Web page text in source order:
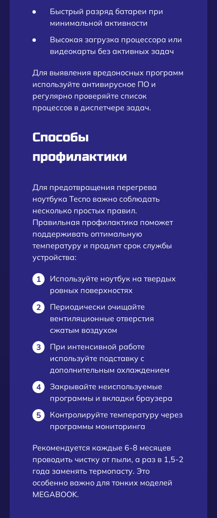
Быстрый разряд батареи при
минимальной активности
Высокая загрузка процессора или
видеокарты без активных задач
Для выявления вредоносных программ
используйте антивирусное ПО и
регулярно проверяйте список
процессов в диспетчере задач.
Способы
профилактики
Для предотвращения перегрева
ноутбука Tecno важно соблюдать
несколько простых правил.
Правильная профилактика поможет
поддерживать оптимальную
температуру и продлит срок службы
устройства:
Используйте ноутбук на твердых
ровных поверхностях
Периодически очищайте
вентиляционные отверстия
сжатым воздухом
При интенсивной работе
используйте подставку с
дополнительным охлаждением
Закрывайте неиспользуемые
программы и вкладки браузера
Контролируйте температуру через
программы мониторинга
Рекомендуется каждые 6-8 месяцев
проводить чистку от пыли, а раз в 1,5-2
года заменять термопасту. Это
особенно важно для тонких моделей
MEGABOOK.